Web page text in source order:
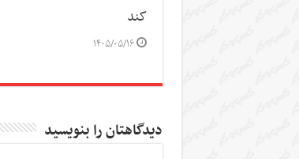
کند
۱۴۰۵/۰۵/۱۶
دیدگاهتان را بنویسید